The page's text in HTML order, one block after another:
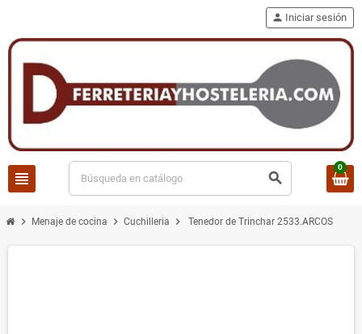
view_headline search
person Iniciar sesión
0
chevron_right Menaje de cocina chevron_right Cuchilleria chevron_right Tenedor de Trinchar 2533.ARCOS